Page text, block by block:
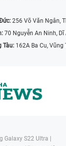
256 Võ Văn Ngân,
70 Nguyễn An Ninh, Dĩ
Tàu: 162A Ba Cu, Vũng
Galaxy S22 Ultra |